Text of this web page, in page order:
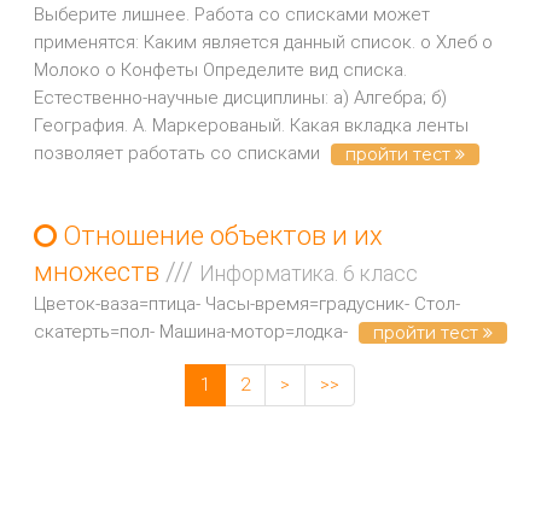
Выберите лишнее. Работа со списками может
применятся: Каким является данный список. o Хлеб o
Молоко o Конфеты Определите вид списка.
Естественно-научные дисциплины: a) Алгебра; б)
География. A. Маркерованый. Какая вкладка ленты
позволяет работать со списками
пройти тест
Отношение объектов и их
множеств /// Информатика. 6 класс
Цветок-ваза=птица- Часы-время=градусник- Стол-
скатерть=пол- Машина-мотор=лодка-
пройти тест
1 2 > >>